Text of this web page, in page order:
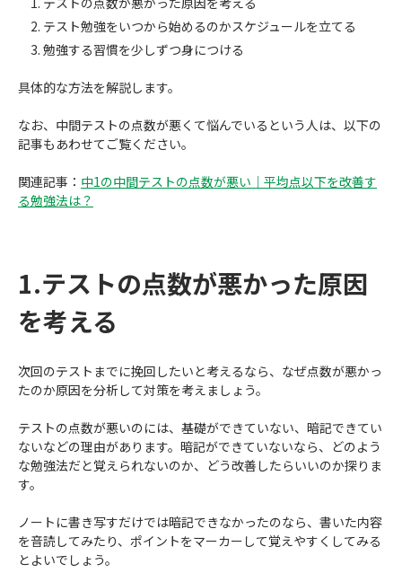
テスト勉強をいつから始めるのかスケジュールを立てる
勉強する習慣を少しずつ身につける
具体的な方法を解説します。
なお、中間テストの点数が悪くて悩んでいるという人は、以下の
記事もあわせてご覧ください。
関連記事： 中1の中間テストの点数が悪い｜平均点以下を改善す
る勉強法は？
1.テストの点数が悪かった原因
を考える
次回のテストまでに挽回したいと考えるなら、なぜ点数が悪かっ
たのか原因を分析して対策を考えましょう。
テストの点数が悪いのには、基礎ができていない、暗記できてい
ないなどの理由があります。暗記ができていないなら、どのよう
な勉強法だと覚えられないのか、どう改善したらいいのか探りま
す。
ノートに書き写すだけでは暗記できなかったのなら、書いた内容
を音読してみたり、ポイントをマーカーして覚えやすくしてみる
とよいでしょう。